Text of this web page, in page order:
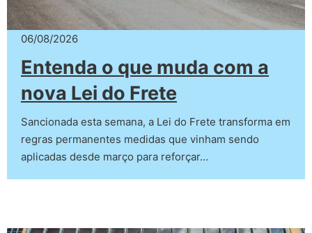
06/08/2026
Entenda o que muda com a
nova Lei do Frete
Sancionada esta semana, a Lei do Frete transforma em
regras permanentes medidas que vinham sendo
aplicadas desde março para reforçar…